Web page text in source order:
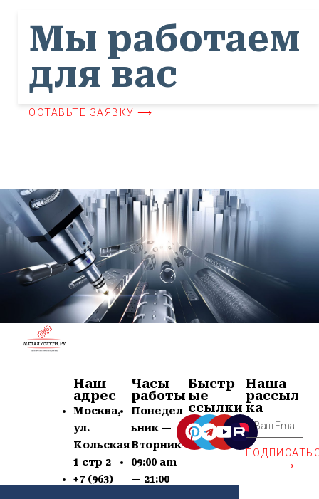
Мы работаем
для вас
ОСТАВЬТЕ ЗАЯВКУ ⟶
Наш
адрес
Москва,
ул.
Кольская
1 стр 2
+7 (963)
Часы
работы
Понедел
ьник —
Вторник
09:00 am
— 21:00
Быстр
ые
ссылки
Наша
рассыл
ка
⟶